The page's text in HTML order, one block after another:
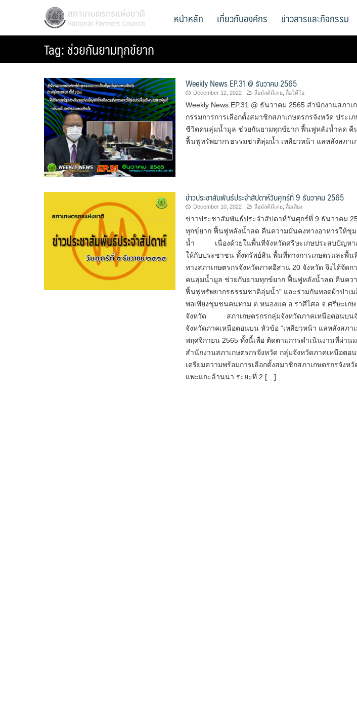
สภาเกษตรกรแห่งชาติ
National Farmers Council หน้าหลัก เกี่ยวกับองค์กร ข่าวสารและกิจกรรม
Tag:ช่วยกันยามทุกข์ยาก
Weekly News EP.31 @ ธันวาคม 2565
December 12, 2022 สื่อมัลติมีเดย, สื่อวิดีโอ
Weekly News EP.31 @ ธันวาคม 2565 สำนักงานสภา
กรรมการการเลือกตั้งสมาชิกสภาเกษตรกรจังหวัด ประ
ชีวิตคนลุ่มน้ำมูล ช่วยกันยามทุกข์ยาก ฟื้นฟูหลังน้ำลด คื
ฟื้นฟูทรัพยากรธรรมชาติลุ่มน้ำ เหลียวหน้า แลหลังสภาเ
ข่าวประชาสัมพันธ์ประจำสัปดาห์วันศุกร์ที่ 9 ธันวาคม 2565
December 10, 2022 สื่อมัลติมีเดย, สื่อเสียง
ข่าวประชาสัมพันธ์ประจำสัปดาห์วันศุกร์ที่ 9 ธันวาคม
ทุกข์ยาก ฟื้นฟูหลังน้ำลด คืนความมั่นคงทางอาหารให้ชุ
น้ำ เนื่องด้วยในพื้นที่จังหวัดศรีษะเกษประสบปัญหาอุ
ให้กับประชาชน ทั้งทรัพย์สิน พื้นที่ทางการเกษตรและพื้
ทางสภาเกษตรกรจังหวัดภาคอีสาน 20 จังหวัด จึงได้จัด
คนลุ่มน้ำมูล ช่วยกันยามทุกข์ยาก ฟื้นฟูหลังน้ำลด คืนคว
ฟื้นฟูทรัพยากรธรรมชาติลุ่มน้ำ” และร่วมกันทอดผ้าป่าเ
พอเพียงชุมชนคนทาม ต.หนองแค อ.ราศีไศล จ.ศรีษะเก
จังหวัด สภาเกษตรกรกลุ่มจังหวัดภาคเหนือตอนบนจั
จังหวัดภาคเหนือตอนบน หัวข้อ “เหลียวหน้า แลหลังสภา
พฤศจิกายน 2565 ทั้งนี้เพื่อ ติดตามการดำเนินงานที่ผ่าน
สำนักงานสภาเกษตรกรจังหวัด กลุ่มจังหวัดภาคเหนือต
เตรียมความพร้อมการเลือกตั้งสมาชิกสภาเกษตรกรจังห
แพะแกะล้านนา ระยะที่ 2 […]